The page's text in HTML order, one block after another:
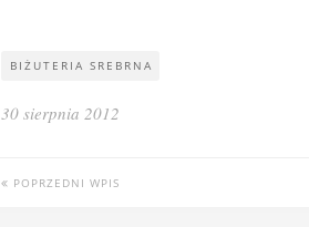
BIŻUTERIA SREBRNA
30 sierpnia 2012
POPRZEDNI WPIS